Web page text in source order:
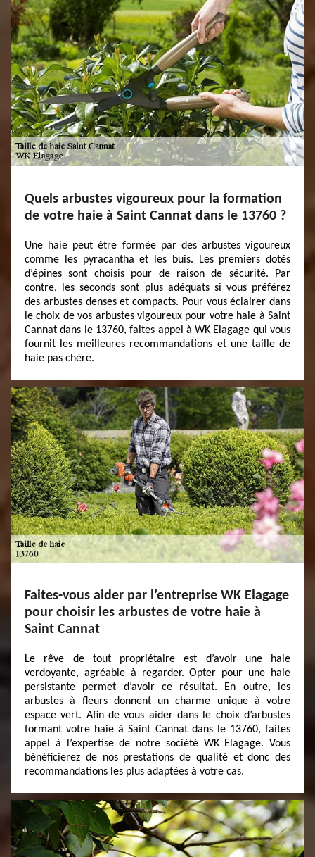
Quels arbustes vigoureux pour la formation
de votre haie à Saint Cannat dans le 13760 ?
Une haie peut être formée par des arbustes vigoureux
comme les pyracantha et les buis. Les premiers dotés
d’épines sont choisis pour de raison de sécurité. Par
contre, les seconds sont plus adéquats si vous préférez
des arbustes denses et compacts. Pour vous éclairer dans
le choix de vos arbustes vigoureux pour votre haie à Saint
Cannat dans le 13760, faites appel à WK Elagage qui vous
fournit les meilleures recommandations et une taille de
haie pas chère.
Faites-vous aider par l’entreprise WK Elagage
pour choisir les arbustes de votre haie à
Saint Cannat
Le rêve de tout propriétaire est d’avoir une haie
verdoyante, agréable à regarder. Opter pour une haie
persistante permet d’avoir ce résultat. En outre, les
arbustes à fleurs donnent un charme unique à votre
espace vert. Afin de vous aider dans le choix d’arbustes
formant votre haie à Saint Cannat dans le 13760, faites
appel à l’expertise de notre société WK Elagage. Vous
bénéficierez de nos prestations de qualité et donc des
recommandations les plus adaptées à votre cas.